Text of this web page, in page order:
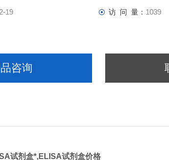
19 访 问 量： 1039
咨询
试剂盒*,ELISA试剂盒价格